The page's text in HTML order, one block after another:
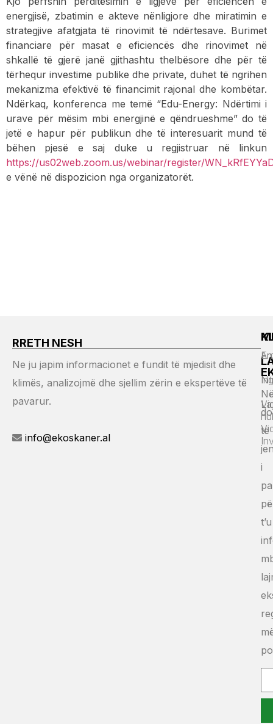
energjisë, zbatimin e akteve nënligjore dhe miratimin e
strategjive afatgjata të rinovimit të ndërtesave. Burimet
financiare për masat e eficiencës dhe rinovimet në
shkallë të gjerë janë gjithashtu thelbësore dhe për të
tërhequr investime publike dhe private, duhet të ngrihen
mekanizma efektivë të financimit rajonal dhe kombëtar.
Ndërkaq, konferenca me temë “Edu-Energy: Ndërtimi i
urave për mësim mbi energjinë e qëndrueshme” do të
jetë e hapur për publikun dhe të interesuarit mund të
bëhen pjesë e saj duke u regjistruar në linkun
https://us02web.zoom.us/webinar/register/
e vënë në dispozicion nga organizatorët.
RRETH NESH
Ne ju japim informacionet e fundit të mjedisit dhe
klimës, analizojmë dhe sjellim zërin e ekspertëve të
pavarur.
info@ekoskaner.al
të
i
t’u